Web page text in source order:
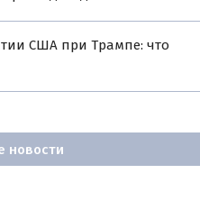
США при Трампе: что
новости